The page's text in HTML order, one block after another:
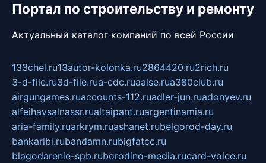
Портал по строительству и ремонту
Актуальный каталог компаний по всей России
133chel.ru13autor-kolonka.ru2864420.ru2rich.ru
3-d-file.ru3d-file.rua-cdc.ruaalse.rua380club.ru
airgungames.ruaccounts-112.ruadler-jun.ruadonyev.ru
alfeihavsalnassr.rualtaipant.ruargentinamia.ru
aria-family.ruarkrym.ruashanet.rubelgorod-day.ru
bankaribi.rubandamn.rubigfatcc.ru
blagodarenie-spb.ruborodino-media.rucard-voice.ru